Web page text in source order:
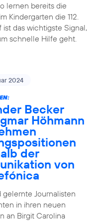
lernen bereits die
Kindergarten die 112.
ist das wichtigste Signal,
schnelle Hilfe geht.
2024
Becker
Höhmann
der
von
gelernte Journalisten
in ihren neuen
an Birgit Carolina